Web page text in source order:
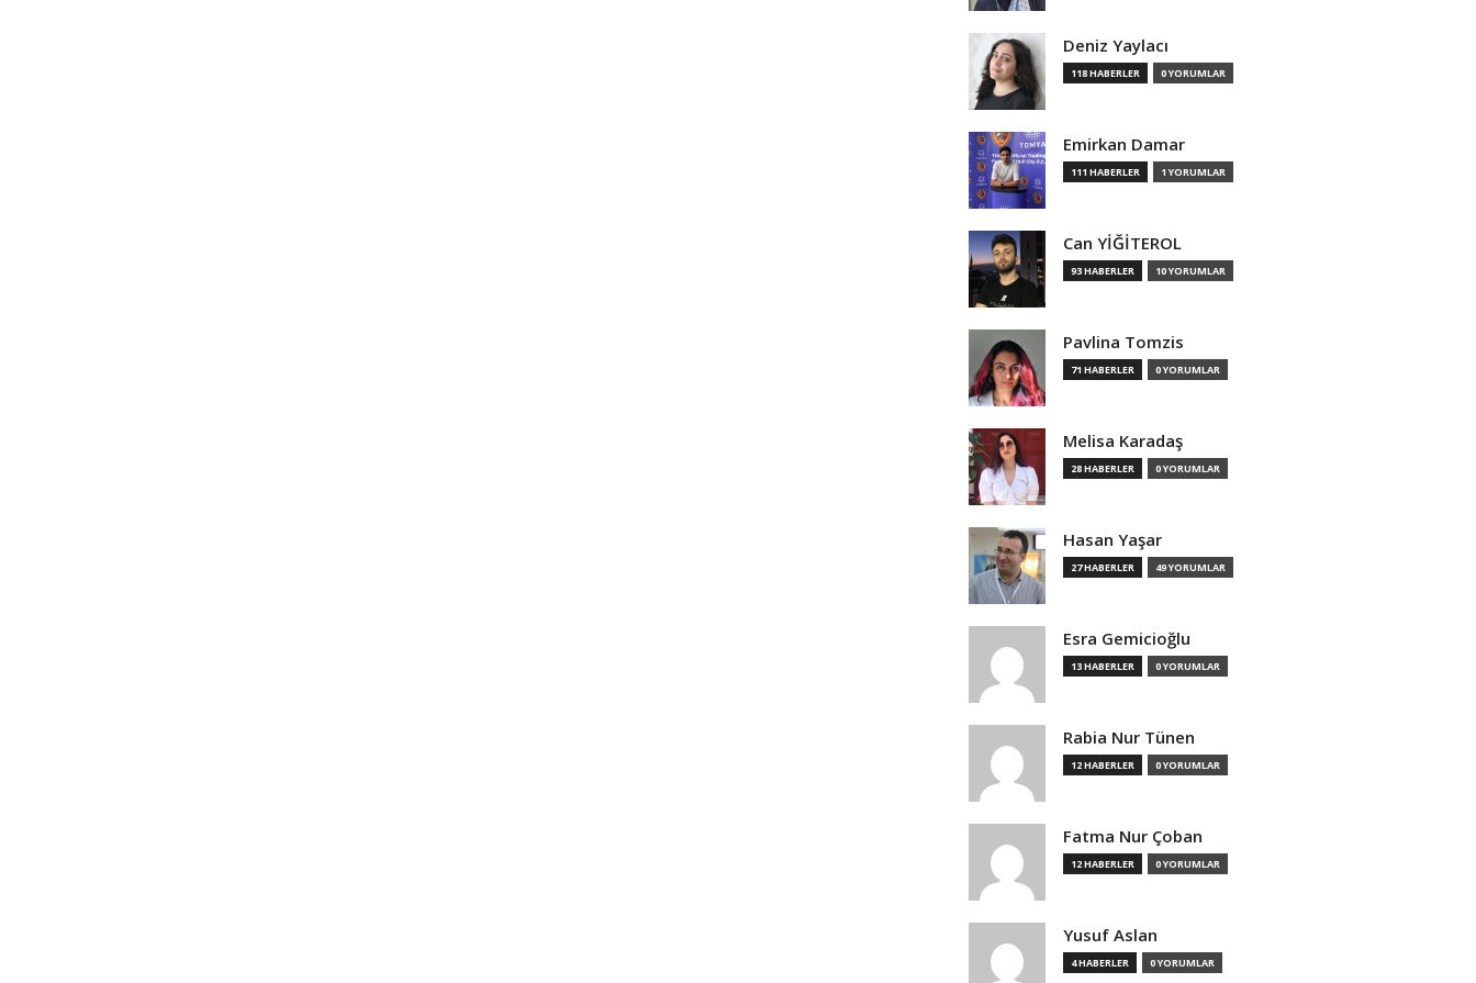
Deniz Yaylacı
118 HABERLER 0 YORUMLAR
Emirkan Damar
111 HABERLER 1 YORUMLAR
Can YİĞİTEROL
93 HABERLER 10 YORUMLAR
Pavlina Tomzis
71 HABERLER 0 YORUMLAR
Melisa Karadaş
28 HABERLER 0 YORUMLAR
Hasan Yaşar
27 HABERLER 49 YORUMLAR
Esra Gemicioğlu
13 HABERLER 0 YORUMLAR
Rabia Nur Tünen
12 HABERLER 0 YORUMLAR
Fatma Nur Çoban
12 HABERLER 0 YORUMLAR
Yusuf Aslan
4 HABERLER 0 YORUMLAR